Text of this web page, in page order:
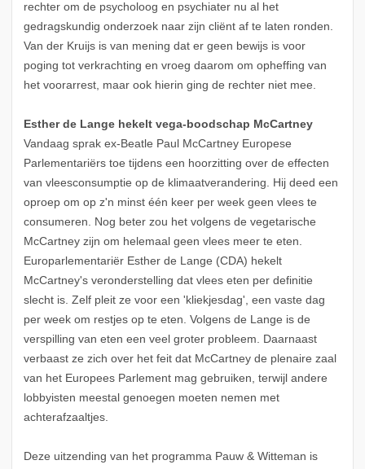
rechter om de psycholoog en psychiater nu al het
gedragskundig onderzoek naar zijn cliënt af te laten ronden.
Van der Kruijs is van mening dat er geen bewijs is voor
poging tot verkrachting en vroeg daarom om opheffing van
het voorarrest, maar ook hierin ging de rechter niet mee.
Esther de Lange hekelt vega-boodschap McCartney
Vandaag sprak ex-Beatle Paul McCartney Europese
Parlementariërs toe tijdens een hoorzitting over de effecten
van vleesconsumptie op de klimaatverandering. Hij deed een
oproep om op z'n minst één keer per week geen vlees te
consumeren. Nog beter zou het volgens de vegetarische
McCartney zijn om helemaal geen vlees meer te eten.
Europarlementariër Esther de Lange (CDA) hekelt
McCartney's veronderstelling dat vlees eten per definitie
slecht is. Zelf pleit ze voor een 'kliekjesdag', een vaste dag
per week om restjes op te eten. Volgens de Lange is de
verspilling van eten een veel groter probleem. Daarnaast
verbaast ze zich over het feit dat McCartney de plenaire zaal
van het Europees Parlement mag gebruiken, terwijl andere
lobbyisten meestal genoegen moeten nemen met
achterafzaaltjes.
Deze uitzending van het programma Pauw & Witteman is